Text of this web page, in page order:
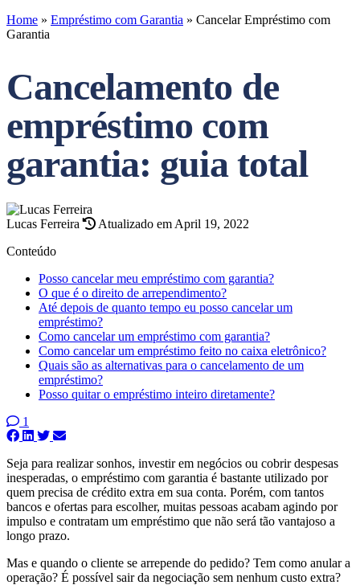
Home » Empréstimo com Garantia » Cancelar Empréstimo com
Garantia
Cancelamento de
empréstimo com
garantia: guia total
Lucas Ferreira
Atualizado em April 19, 2022
Conteúdo
Posso cancelar meu empréstimo com garantia?
O que é o direito de arrependimento?
Até depois de quanto tempo eu posso cancelar um
empréstimo?
Como cancelar um empréstimo com garantia?
Como cancelar um empréstimo feito no caixa eletrônico?
Quais são as alternativas para o cancelamento de um
empréstimo?
Posso quitar o empréstimo inteiro diretamente?
1
Seja para realizar sonhos, investir em negócios ou cobrir despesas
inesperadas, o empréstimo com garantia é bastante utilizado por
quem precisa de crédito extra em sua conta. Porém, com tantos
bancos e ofertas para escolher, muitas pessoas acabam agindo por
impulso e contratam um empréstimo que não será tão vantajoso a
longo prazo.
Mas e quando o cliente se arrepende do pedido? Tem como anular a
operação? É possível sair da negociação sem nenhum custo extra?